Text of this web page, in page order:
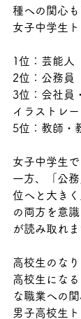
種への関心も
女子中学生
1位：芸能人
2位：公務員
3位：会社員
イラストレー
5位：教師・
女子中学生
一方、「公
位へと大き
の両方を意
が読み取れま
高校生のな
高校生にな
な職業への
男子高校生